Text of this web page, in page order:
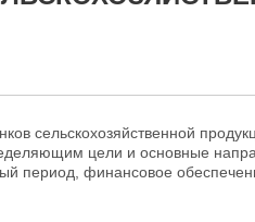
сельскохозяйственной
цели и основные
период, финансовое